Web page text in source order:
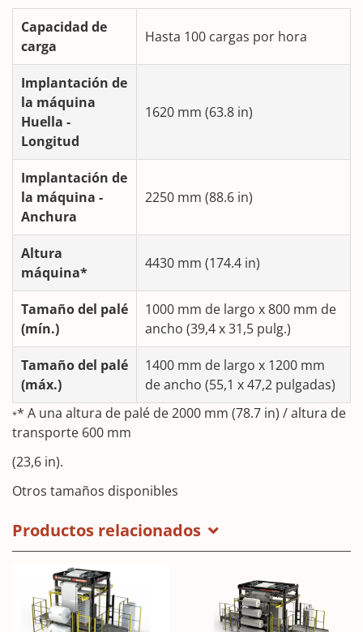
Capacidad de
carga
Hasta 100 cargas por hora
Implantación de
la máquina
Huella -
Longitud
1620 mm (63.8 in)
Implantación de
la máquina -
Anchura
2250 mm (88.6 in)
Altura
máquina*
4430 mm (174.4 in)
Tamaño del palé
(mín.)
1000 mm de largo x 800 mm de
ancho (39,4 x 31,5 pulg.)
Tamaño del palé
(máx.)
1400 mm de largo x 1200 mm
de ancho (55,1 x 47,2 pulgadas)
** A una altura de palé de 2000 mm (78.7 in) / altura de
transporte 600 mm
(23,6 in).
Otros tamaños disponibles
Productos relacionados